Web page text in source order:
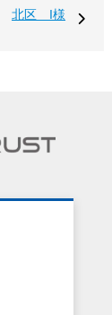
北区 I様